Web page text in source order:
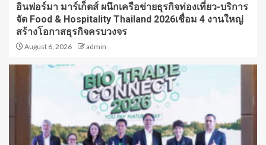
อินฟอร์มา มาร์เก็ตส์ ผนึกเครือข่ายธุรกิจท่องเที่ยว-บริการ
จัด Food & Hospitality Thailand 2026เชื่อม 4 งานใหญ่
สร้างโอกาสธุรกิจครบวงจร
August 6, 2026 admin